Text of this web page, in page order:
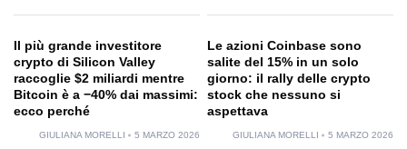
Il più grande investitore
crypto di Silicon Valley
raccoglie $2 miliardi mentre
Bitcoin è a −40% dai massimi:
ecco perché
GIULIANA MORELLI 5 MARZO 2026
Le azioni Coinbase sono
salite del 15% in un solo
giorno: il rally delle crypto
stock che nessuno si
aspettava
GIULIANA MORELLI 5 MARZO 2026